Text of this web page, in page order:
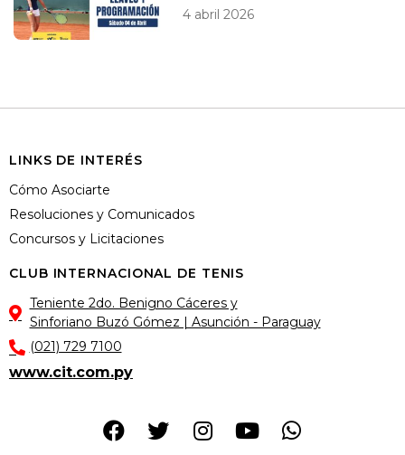
4 abril 2026
LINKS DE INTERÉS
Cómo Asociarte
Resoluciones y Comunicados
Concursos y Licitaciones
CLUB INTERNACIONAL DE TENIS
Teniente 2do. Benigno Cáceres y
Sinforiano Buzó Gómez | Asunción - Paraguay
(021) 729 7100
www.cit.com.py